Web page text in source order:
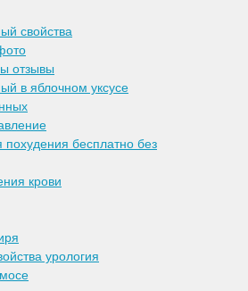
свойства
отзывы
в яблочном уксусе
бесплатно без
крови
урология